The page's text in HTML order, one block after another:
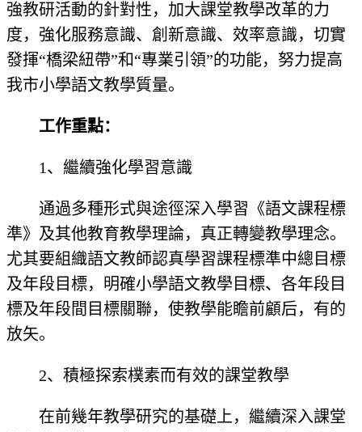
強教研活動的針對性，加大課堂教學改革的力
度，強化服務意識、創新意識、效率意識，切實
發揮“橋梁紐帶”和“專業引領”的功能，努力提高
我市小學語文教學質量。
工作重點：
1、繼續強化學習意識
通過多種形式與途徑深入學習《語文課程標
準》及其他教育教學理論，真正轉變教學理念。
尤其要組織語文教師認真學習課程標準中總目標
及年段目標，明確小學語文教學目標、各年段目
標及年段間目標關聯，使教學能瞻前顧后，有的
放矢。
2、積極探索樸素而有效的課堂教學
在前幾年教學研究的基礎上，繼續深入課堂